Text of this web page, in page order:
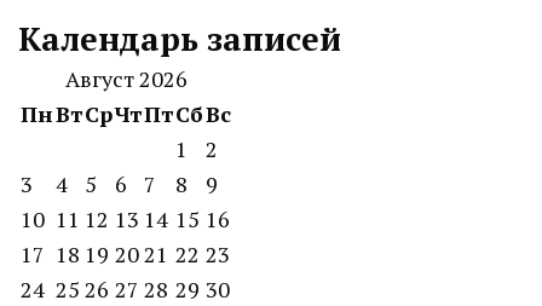
Календарь записей
Август 2026
ПнВтСрЧтПтСбВс
1
2
3
4 5 6 7 8
9
10 11 12 13 14 15 16
17 18 19 2021 22 23
24 25 26 27 28 29 30